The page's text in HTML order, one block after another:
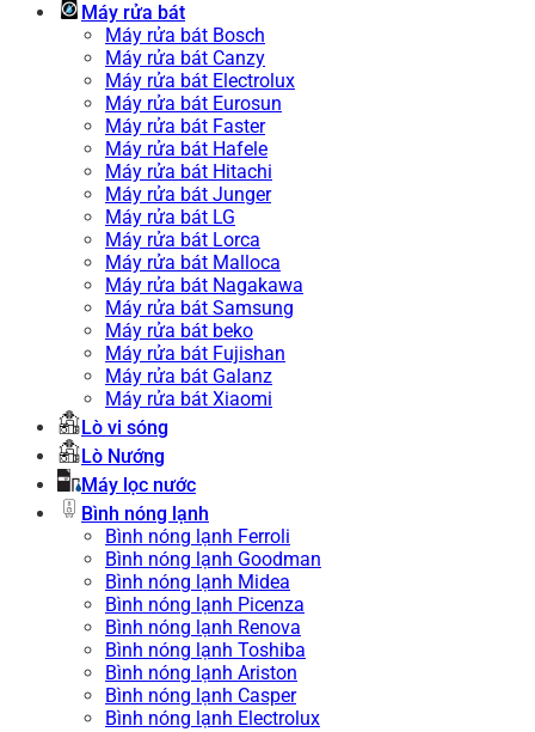
Máy rửa bát
Máy rửa bát Bosch
Máy rửa bát Canzy
Máy rửa bát Electrolux
Máy rửa bát Eurosun
Máy rửa bát Faster
Máy rửa bát Hafele
Máy rửa bát Hitachi
Máy rửa bát Junger
Máy rửa bát LG
Máy rửa bát Lorca
Máy rửa bát Malloca
Máy rửa bát Nagakawa
Máy rửa bát Samsung
Máy rửa bát beko
Máy rửa bát Fujishan
Máy rửa bát Galanz
Máy rửa bát Xiaomi
Lò vi sóng
Lò Nướng
Máy lọc nước
Bình nóng lạnh
Bình nóng lạnh Ferroli
Bình nóng lạnh Goodman
Bình nóng lạnh Midea
Bình nóng lạnh Picenza
Bình nóng lạnh Renova
Bình nóng lạnh Toshiba
Bình nóng lạnh Ariston
Bình nóng lạnh Casper
Bình nóng lạnh Electrolux